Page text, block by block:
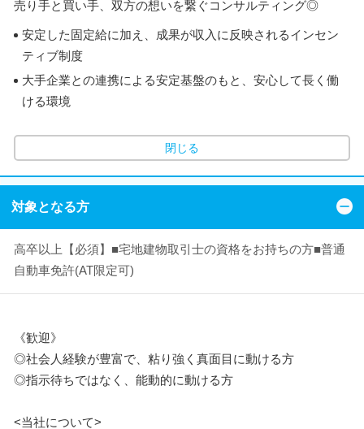
売り手と買い手、双方の想いを繋ぐコンサルティング◎
安定した固定給に加え、成果が収入に反映されるインセン
ティブ制度
大手企業との連携による安定基盤のもと、安心して長く働
ける環境
閉じる
対象となる方
高卒以上【必須】■宅地建物取引士の資格をお持ちの方■普通
自動車免許(AT限定可)
《歓迎》
◎社会人経験が豊富で、粘り強く真面目に動ける方
◎指示待ちではなく、能動的に動ける方
<当社について>